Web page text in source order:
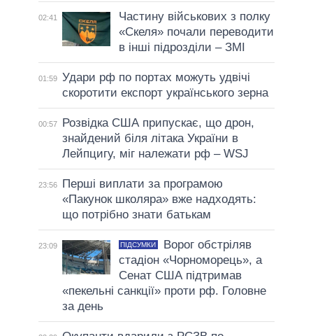
02:41
Частину військових з полку
«Скеля» почали переводити
в інші підрозділи – ЗМІ
01:59 Удари рф по портах можуть удвічі
скоротити експорт українського зерна
00:57
Розвідка США припускає, що дрон,
знайдений біля літака України в
Лейпцигу, міг належати рф – WSJ
23:56
Перші виплати за програмою
«Пакунок школяра» вже надходять:
що потрібно знати батькам
23:09 ПІДСУМКИ
Ворог обстріляв
стадіон «Чорноморець», а
Сенат США підтримав
«пекельні санкції» проти рф. Головне
за день